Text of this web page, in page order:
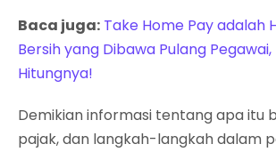
Baca juga: Take Home Pay adalah
Bersih yang Dibawa Pulang
Hitungnya!
Demikian informasi tentang apa itu
pajak, dan langkah-langkah dalam